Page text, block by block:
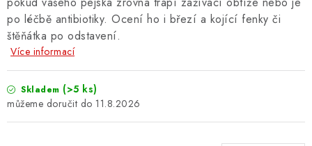
po léčbě antibiotiky. Ocení ho i březí a kojící fenky či
štěňátka po odstavení.
Více informací
Skladem (>5 ks)
11.8.2026